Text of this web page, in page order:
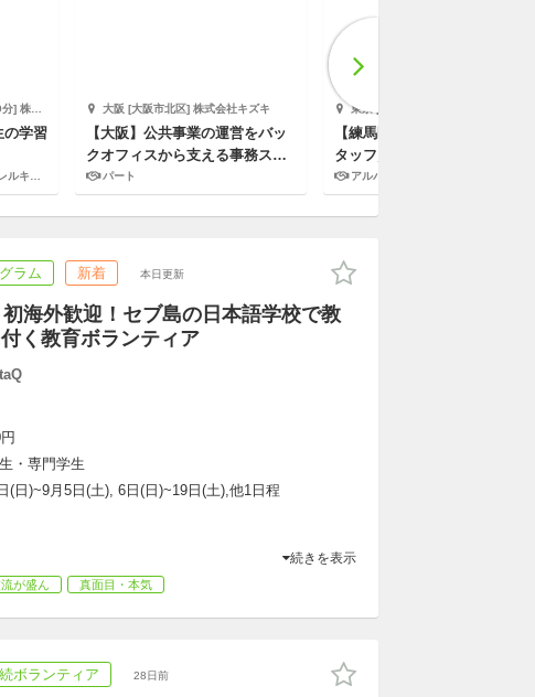
ットワーク
学習
リア
大阪 [大阪市北区] 株式会社キズキ
【大阪】公共事業の運営をバッ
クオフィスから支える事務スタ
ッフ募集！
パート
東京 [練馬区] 株式会社小学館集英社プロダクション
【練馬区】リサイクル品販売ス
タッフ／パート・週2日！春日
リサイクルセンター
アルバイト,パート
ラム 新着 本日更新
初海外歓迎！セブ島の日本語学校で教
く教育ボランティア
・専門学生
(日)~9月5日(土), 6日(日)~19日(土),他1日程
続きを表示
が盛ん 真面目・本気
ボランティア 28日前